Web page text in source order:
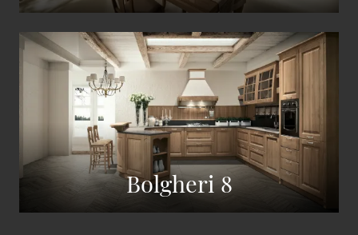
Bolgheri 8